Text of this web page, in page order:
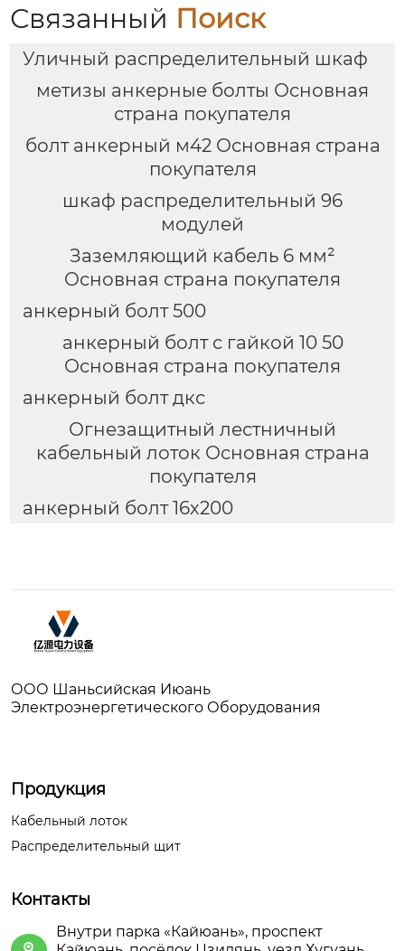
Связанный Поиск
Уличный распределительный шкаф
метизы анкерные болты Основная
страна покупателя
болт анкерный м42 Основная страна
покупателя
шкаф распределительный 96
модулей
Заземляющий кабель 6 мм²
Основная страна покупателя
анкерный болт 500
анкерный болт с гайкой 10 50
Основная страна покупателя
анкерный болт дкс
Огнезащитный лестничный
кабельный лоток Основная страна
покупателя
анкерный болт 16х200
ООО Шаньсийская Июань
Электроэнергетического Оборудования
Продукция
Кабельный лоток
Распределительный щит
Контакты
Внутри парка «Кайюань», проспект